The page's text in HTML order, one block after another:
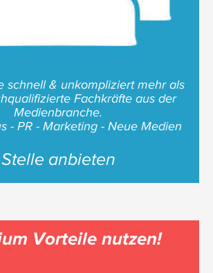
schnell & unkompliziert mehr als
Fachkräfte aus der
Medienbranche.
- PR - Marketing - Neue Medien
Stelle anbieten
Vorteile nutzen!